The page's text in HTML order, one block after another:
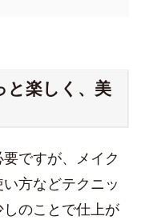
と楽しく、美
ですが、メイク
方などテクニッ
のことで仕上が